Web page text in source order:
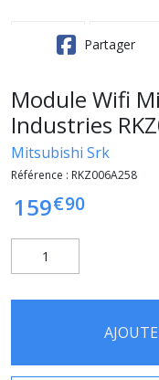
Partager
Module Wifi
Industries
Mitsubishi Srk
Référence : RKZ006A258
159€90